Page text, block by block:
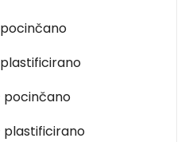
pocinčano
plastificirano
pocinčano
plastificirano